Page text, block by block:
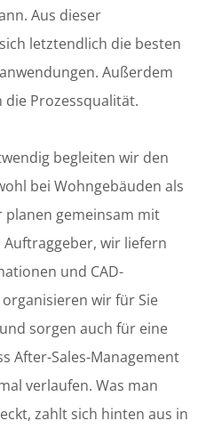
Aus dieser
letztendlich die besten
Außerdem
die Prozessqualität.
begleiten wir den
bei Wohngebäuden als
planen gemeinsam mit
wir liefern
und CAD-
wir für Sie
sorgen auch für eine
After-Sales-Management
verlaufen. Was man
zahlt sich hinten aus in